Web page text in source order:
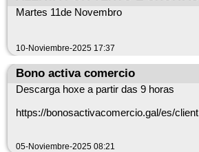
Martes 11de Novembro
10-Noviembre-2025 17:37
Bono activa comercio
Descarga hoxe a partir das 9 horas
https://bonosactivacomercio.gal/es/client
05-Noviembre-2025 08:21